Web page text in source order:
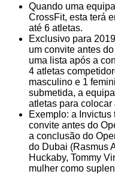
Quando uma
CrossFit, esta terá
até 6 atletas.
Exclusivo para
um convite antes
uma lista após a
4 atletas
masculino e 1
submetida, a
atletas para colocar
Exemplo: a
convite antes do
a conclusão do
do Dubai (Rasmus
Huckaby, Tommy
mulher como